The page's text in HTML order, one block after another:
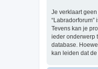
Je verklaart
Tevens kan je
ieder onderwerp
database.
kan leiden dat